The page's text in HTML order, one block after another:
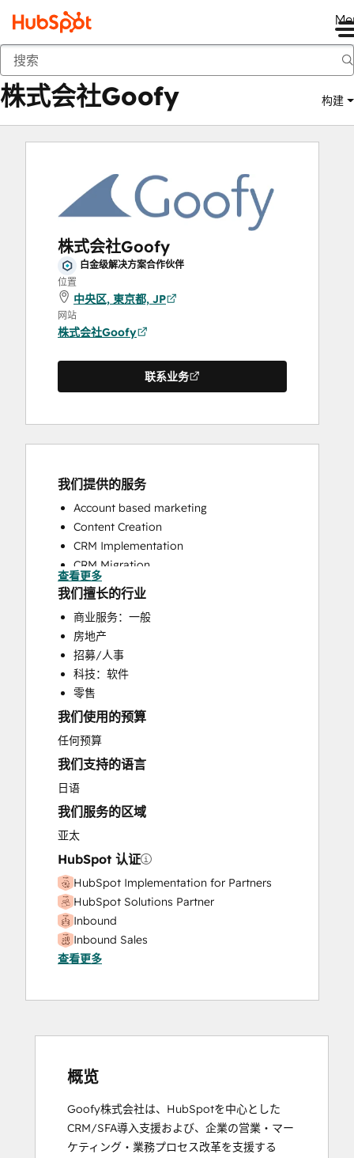
商城 解决方案合作伙伴
株式会社Goofy 构建
株式会社Goofy
白金级解决方案合作伙伴
位置
中央区, 東京都, JP
网站
株式会社Goofy
联系业务
我们提供的服务
Account based marketing
Content Creation
CRM Implementation
CRM Migration
Custom API Integrations
Email Marketing
Full Inbound Marketing Services
HubSpot Onboarding
Sales Coaching and Training
Sales Enablement
查看更多
我们擅长的行业
商业服务：一般
房地产
招募/人事
科技：软件
零售
我们使用的预算
任何预算
我们支持的语言
日语
我们服务的区域
亚太
HubSpot 认证
HubSpot Implementation for Partners
HubSpot Solutions Partner
Inbound
Inbound Sales
Marketing Hub Implementation
查看更多
概览
Goofy株式会社は、HubSpotを中心とした
CRM/SFA導入支援および、企業の営業・マー
ケティング・業務プロセス改革を支援する